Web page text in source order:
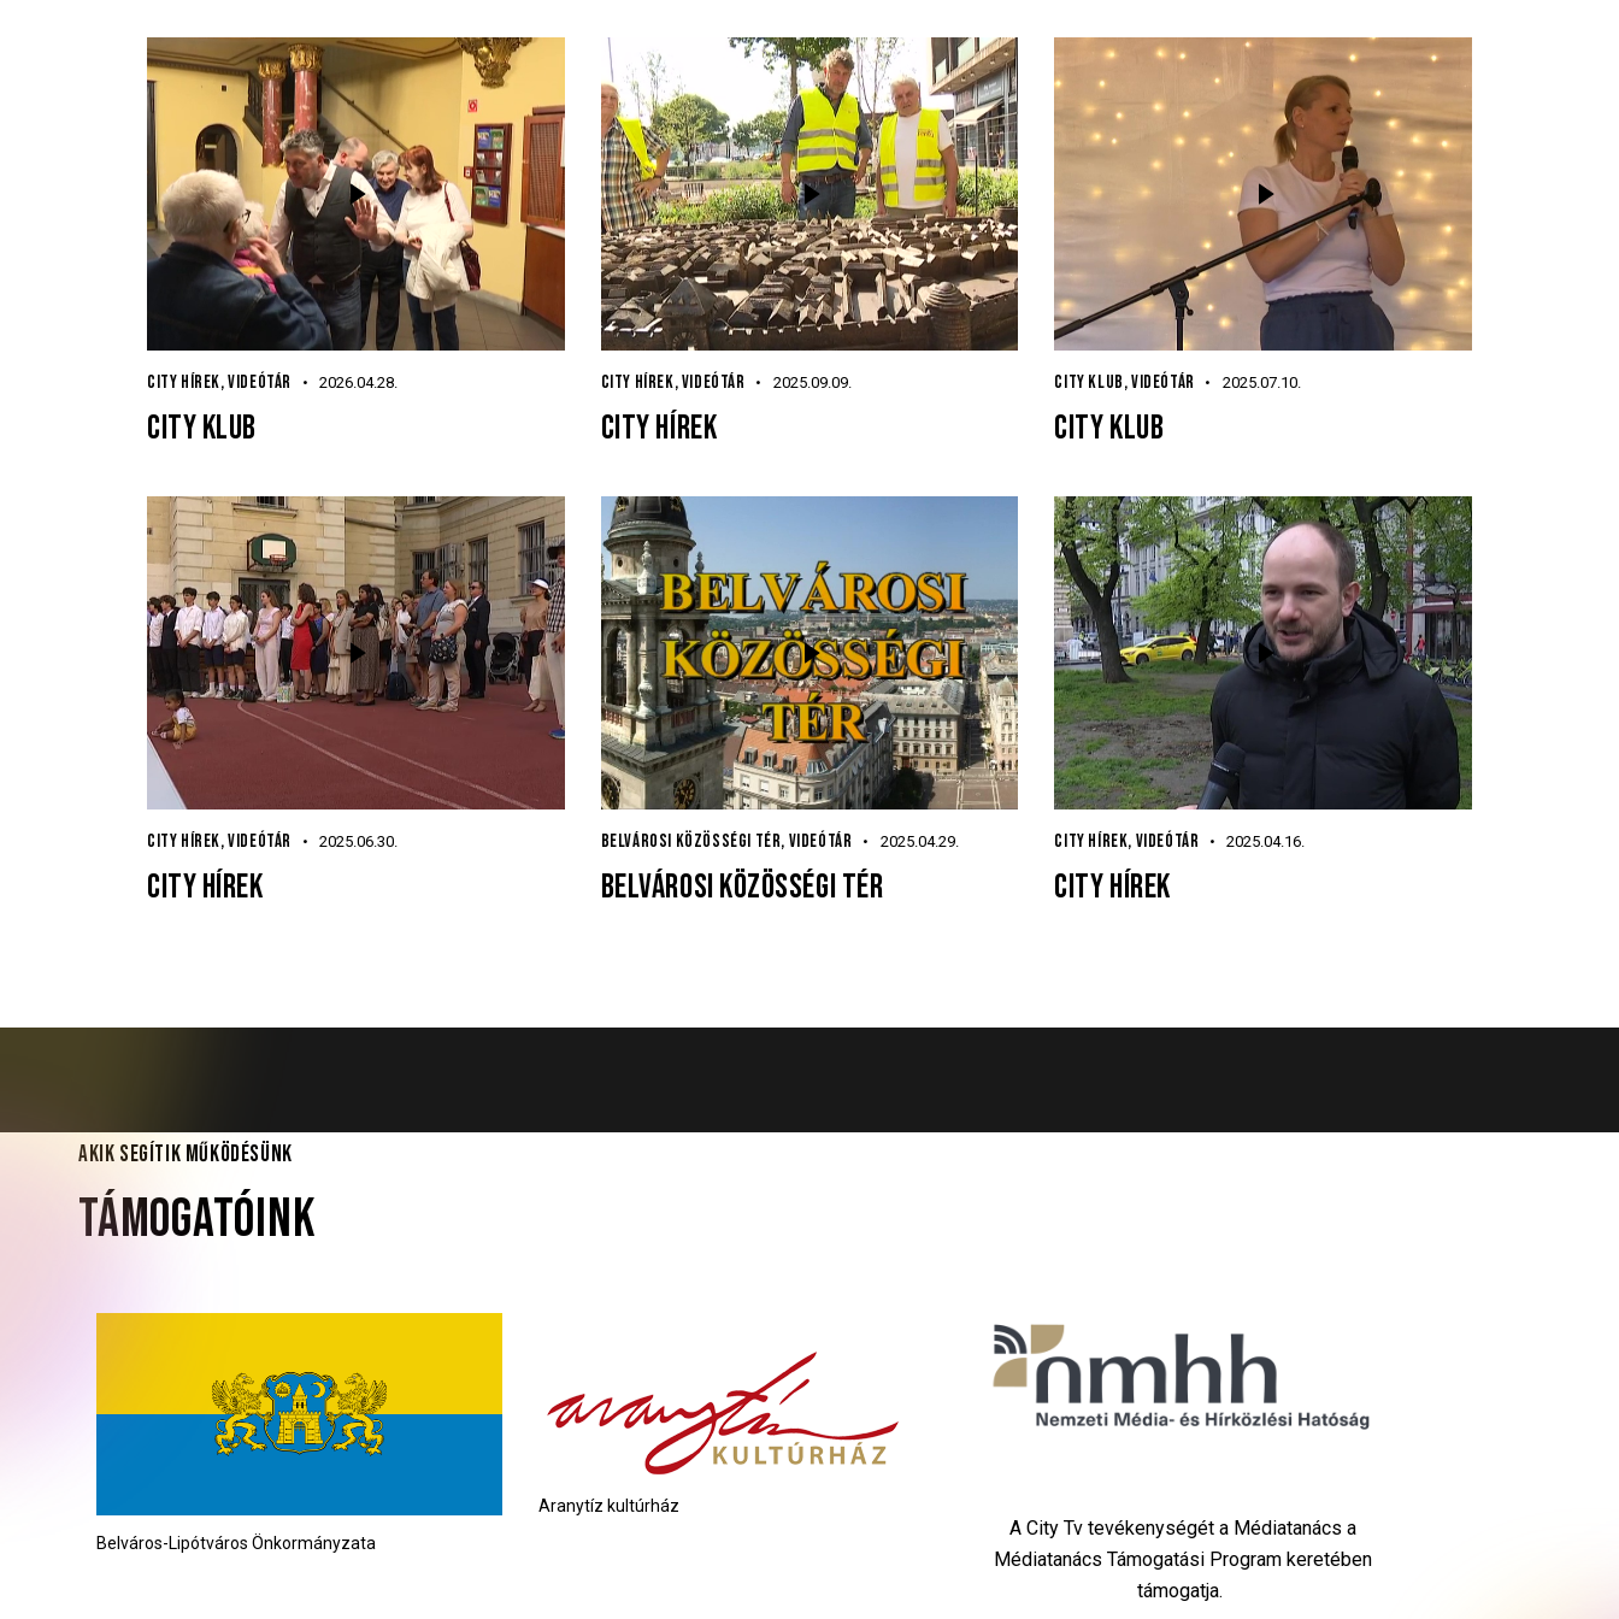
CITY HÍREK,VIDEÓTÁR 2026.04.28.
CITY KLUB
CITY HÍREK,VIDEÓTÁR 2025.09.09.
CITY HÍREK
CITY KLUB,VIDEÓTÁR 2025.07.10.
CITY KLUB
CITY HÍREK,VIDEÓTÁR 2025.06.30.
CITY HÍREK
BELVÁROSI KÖZÖSSÉGI TÉR, VIDEÓTÁR 2025.04.29.
BELVÁROSI KÖZÖSSÉGI TÉR
CITY HÍREK, VIDEÓTÁR 2025.04.16.
CITY HÍREK
AKIK SEGÍTIK MŰKÖDÉSÜNK
TÁMOGATÓINK
Belváros-Lipótváros Önkormányzata
Aranytíz kultúrház
A City Tv tevékenységét a Médiatanács a
Médiatanács Támogatási Program keretében
támogatja.